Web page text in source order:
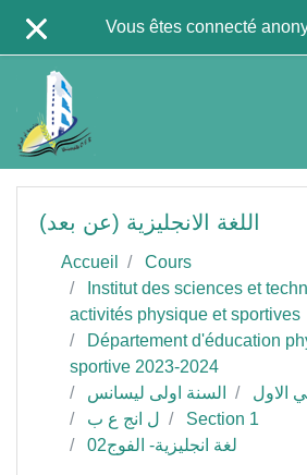
Vous êtes connecté
اللغة الانجليزية (عن بعد)
Accueil
Cours
Institut des sciences et
activités physique et sportives
Département d'éducation
sportive 2023-2024
السنة اولى ليسانس
الاول
ل انج ع ب
Section 1
لغة انجليزية- الفوج02